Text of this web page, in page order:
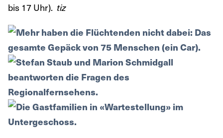
bis 17 Uhr). tiz